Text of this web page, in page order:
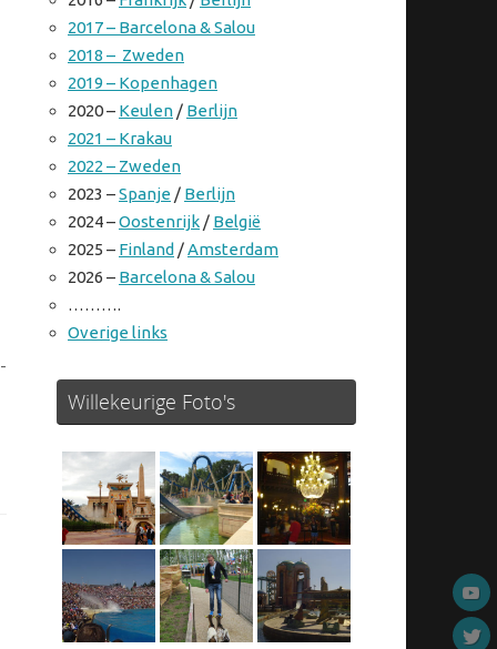
2017 – Barcelona & Salou
2018 – Zweden
2019 – Kopenhagen
2020 – Keulen / Berlijn
2021 – Krakau
2022 – Zweden
2023 –Spanje / Berlijn
2024 –Oostenrijk / België
2025 – Finland /Amsterdam
2026 – Barcelona & Salou
……….
Overige links
Willekeurige Foto's